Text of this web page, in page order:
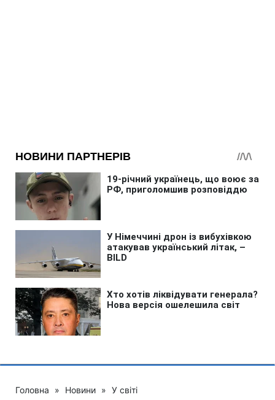
Головна » Новини » У світі